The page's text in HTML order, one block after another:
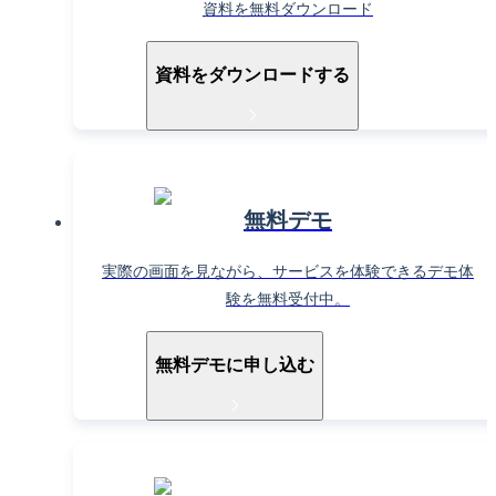
資料を無料ダウンロード
資料をダウンロードする
無料デモ
実際の画面を見ながら、サービスを体験できるデモ体
験を無料受付中。
無料デモに申し込む